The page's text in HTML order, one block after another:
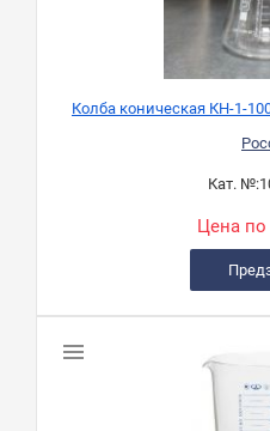
Колба коническая КН-1-
Кат. №:
Цена по